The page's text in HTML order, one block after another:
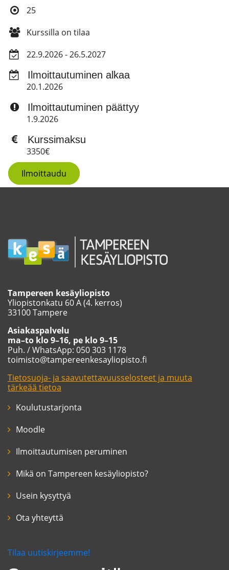
25
Kurssilla on tilaa
22.9.2026 - 26.5.2027
Ilmoittautuminen alkaa
20.1.2026
Ilmoittautuminen päättyy
1.9.2026
Kurssimaksu
3350€
Ilmoittaudu
Tampereen kesäyliopisto
Yliopistonkatu 60 A (4. kerros)
33100 Tampere
Asiakaspalvelu
ma–to klo 9–16, pe klo 9–15
Puh. / WhatsApp: 050 303 1178
toimisto@tampereenkesayliopisto.fi
Tietosuoja- ja saavutettavuusselosteet ja muuta
tärkeää tietoa
Koulutustarjonta
Moodle
Ilmoittautumisen peruminen
Mikä on Tampereen kesäyliopisto?
Usein kysyttyä
Ota yhteyttä
Tilaa uutiskirjeemme!